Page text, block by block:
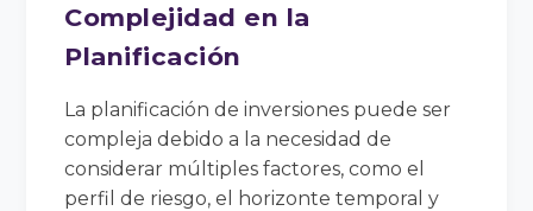
Complejidad en la
Planificación
La planificación de inversiones puede ser
compleja debido a la necesidad de
considerar múltiples factores, como el
perfil de riesgo, el horizonte temporal y